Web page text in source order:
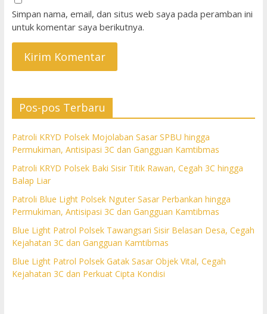
Simpan nama, email, dan situs web saya pada peramban ini
untuk komentar saya berikutnya.
Pos-pos Terbaru
Patroli KRYD Polsek Mojolaban Sasar SPBU hingga
Permukiman, Antisipasi 3C dan Gangguan Kamtibmas
Patroli KRYD Polsek Baki Sisir Titik Rawan, Cegah 3C hingga
Balap Liar
Patroli Blue Light Polsek Nguter Sasar Perbankan hingga
Permukiman, Antisipasi 3C dan Gangguan Kamtibmas
Blue Light Patrol Polsek Tawangsari Sisir Belasan Desa, Cegah
Kejahatan 3C dan Gangguan Kamtibmas
Blue Light Patrol Polsek Gatak Sasar Objek Vital, Cegah
Kejahatan 3C dan Perkuat Cipta Kondisi